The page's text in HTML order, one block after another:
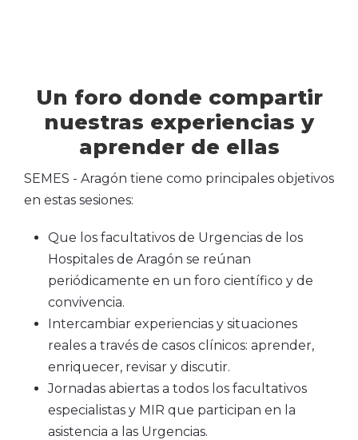
Un foro donde compartir
nuestras experiencias y
aprender de ellas
SEMES - Aragón tiene como principales objetivos
en estas sesiones:
Que los facultativos de Urgencias de los
Hospitales de Aragón se reúnan
periódicamente en un foro científico y de
convivencia.
Intercambiar experiencias y situaciones
reales a través de casos clínicos: aprender,
enriquecer, revisar y discutir.
Jornadas abiertas a todos los facultativos
especialistas y MIR que participan en la
asistencia a las Urgencias.